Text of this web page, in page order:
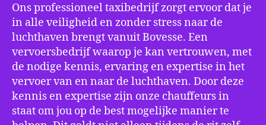
Ons professioneel taxibedrijf zorgt ervoor dat je
in alle veiligheid en zonder stress naar de
luchthaven brengt vanuit Bovesse. Een
vervoersbedrijf waarop je kan vertrouwen, met
de nodige kennis, ervaring en expertise in het
vervoer van en naar de luchthaven. Door deze
kennis en expertise zijn onze chauffeurs in
staat om jou op de best mogelijke manier te